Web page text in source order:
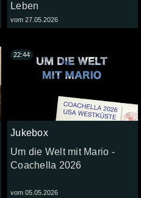
Leben
vom 27.05.2026
Jukebox
Um die Welt mit Mario -
Coachella 2026
vom 05.05.2026
22:44